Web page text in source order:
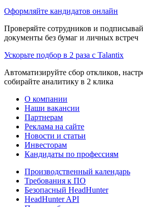
Оформляйте кандидатов онлайн
Проверяйте сотрудников и
документы без бумаг и личных встреч
Ускорьте подбор в 2 раза с Talantix
Автоматизируйте сбор откликов,
собирайте аналитику в 2 клика
О компании
Наши вакансии
Партнерам
Реклама на сайте
Новости и статьи
Инвесторам
Кандидаты по профессиям
Производственный календарь
Требования к ПО
Безопасный HeadHunter
HeadHunter API